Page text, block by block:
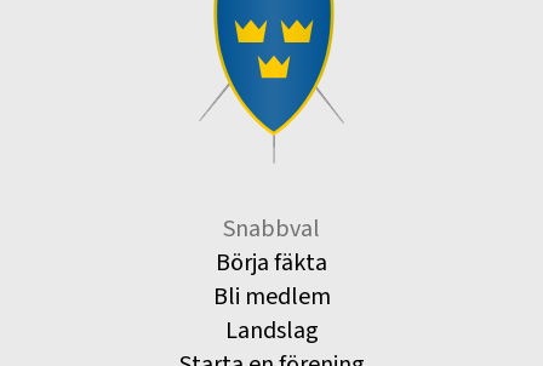
Snabbval
Börja fäkta
Bli medlem
Landslag